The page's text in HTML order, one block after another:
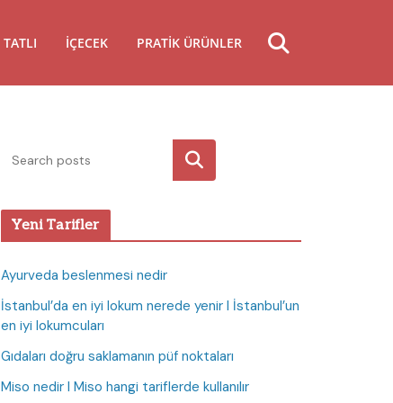
TATLI İÇECEK PRATIK ÜRÜNLER
Ara
Yeni Tarifler
Ayurveda beslenmesi nedir
İstanbul’da en iyi lokum nerede yenir I İstanbul’un
en iyi lokumcuları
Gıdaları doğru saklamanın püf noktaları
Miso nedir I Miso hangi tariflerde kullanılır